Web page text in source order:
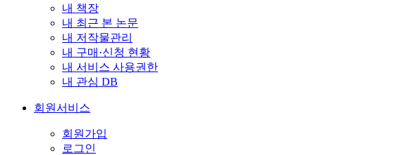
내 책장
내 최근 본 논문
내 저작물관리
내 구매·신청 현황
내 서비스 사용권한
내 관심 DB
회원서비스
회원가입
로그인